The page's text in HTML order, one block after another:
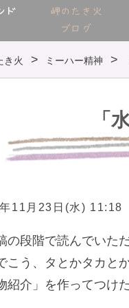
ド
岬のたき火
ブログ
き火 ミーハー精神
「
11月23日(水) 11:18
の段階で読んでいた
こう、タとかタカと
紹介」を作ってつけ